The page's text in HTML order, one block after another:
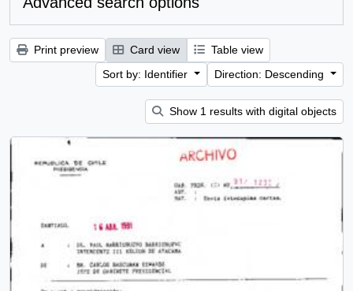
Print preview Card view
Table view
Sort by: Identifier
Direction: Descending
Show 1 results with digital objects